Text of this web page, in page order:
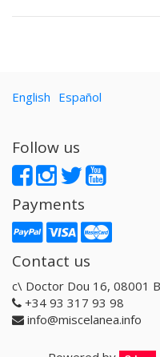
English Español
Follow us
Payments
Contact us
c\ Doctor Dou 16, 08001
+34 93 317 93 98
info@miscelanea.info